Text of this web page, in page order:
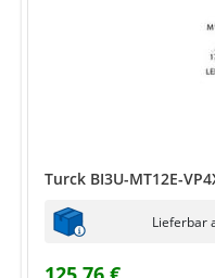
Turck BI3U-MT12E-
Lieferbar